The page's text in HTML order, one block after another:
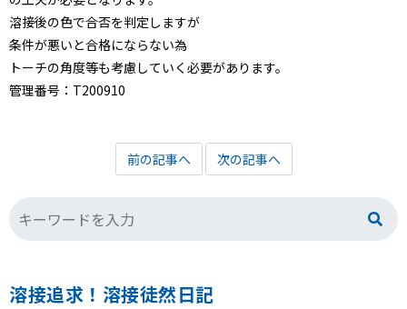
溶接後の色で合否を判定しますが
条件が悪いと合格にならない為
トーチの角度等も考慮していく必要があります。
管理番号：T200910
前の記事へ 次の記事へ
溶接追求！溶接徒然日記